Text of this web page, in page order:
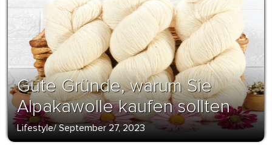
Gute Gründe, warum Sie
Alpakawolle kaufen sollten
Lifestyle/September 27, 2023